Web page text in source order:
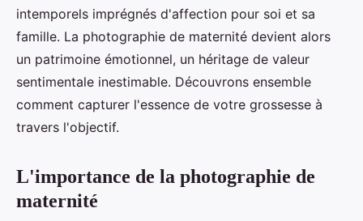
Thomas•30 mai 2024•3 min de lecture
intemporels imprégnés d'affection pour soi et sa
famille. La photographie de maternité devient alors
un patrimoine émotionnel, un héritage de valeur
sentimentale inestimable. Découvrons ensemble
comment capturer l'essence de votre grossesse à
travers l'objectif.
L'importance de la photographie de
maternité